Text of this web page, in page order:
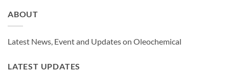
ABOUT
Latest News, Event and Updates on Oleochemical
LATEST UPDATES